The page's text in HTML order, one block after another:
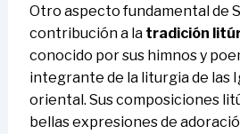
Otro aspecto fundamental de
contribución a la tradición
conocido por sus himnos y
integrante de la liturgia de las
oriental. Sus composiciones
bellas expresiones de